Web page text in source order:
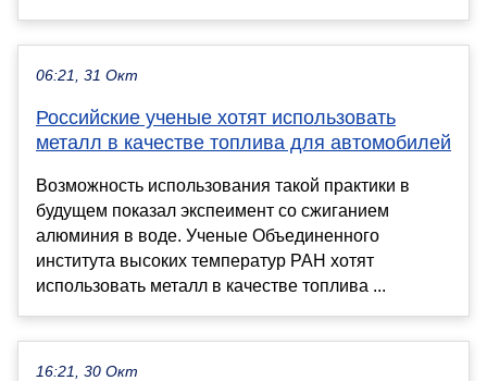
06:21, 31 Окт
Российские ученые хотят использовать
металл в качестве топлива для автомобилей
Возможность использования такой практики в
будущем показал экспеимент со сжиганием
алюминия в воде. Ученые Объединенного
института высоких температур РАН хотят
использовать металл в качестве топлива ...
16:21, 30 Окт